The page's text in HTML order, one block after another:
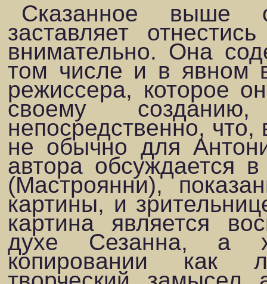
Сказанное выше
заставляет
внимательно. Она
том чис­ле и в явном
режиссера, которое
своему
непосредственно,
не обычно для
автора обсуждается
(Мастроянни),
картины, и
картина является
духе Сезанна, а
копировании как